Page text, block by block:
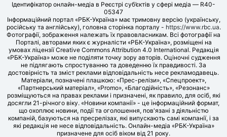
Ідентифікатор онлайн-медіа в Реєстрі суб’єктів у сфері медіа — R40-
05347
Інформаційний портал «РБК-Україна» має тримовну версію (українську,
російську та англійську), головна сторінка порталу - https://www.rbc.ua.
Фотографії, зображення належать їх правовласникам. Всі фотографії на
Порталі, авторами яких є журналісти «РБК-Україна», розміщені на
умовах ліцензії Creative Commons Attribution 4.0 International. Редакція
«РБК-Україна» може не поділяти точку зору авторів. Оціночні судження
не підлягають спростуванню та доведенню їх правдивості. За
достовірність та зміст реклами відповідальність несе рекламодавець.
Матеріали, позначені плашкою: «Прес-релізи», «Спецпроект»,
«Партнерський матеріал», «Promo», «Благодійність», «Резонанс»
розміщуються на правах реклами і призначені, як правило, для осіб, які
досягли 21-річного віку. «Новини компанії» - це інформаційний формат,
що охоплює новини, події та оголошення, пов'язані з діяльністю
компаній, базуються на пресрелізах, які випускають самі компанії, і за
які редакція не несе відповідальність. Онлайн-медіа «РБК-Україна»
призначене для осіб віком від 21 року.